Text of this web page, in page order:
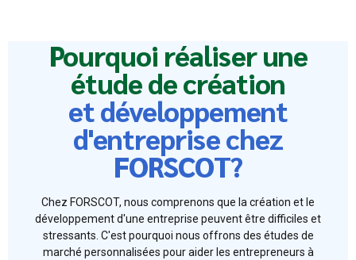
Pourquoi réaliser une
étude de création
et développement
d'entreprise chez
FORSCOT?
Chez FORSCOT, nous comprenons que la création et le
développement d'une entreprise peuvent être difficiles et
stressants. C'est pourquoi nous offrons des études de
marché personnalisées pour aider les entrepreneurs à